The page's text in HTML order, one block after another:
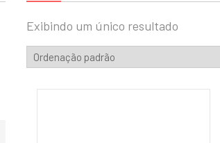
Exibindo um único resultado